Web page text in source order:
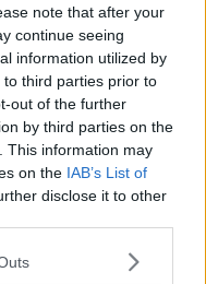
note that after your
continue seeing
information utilized by
third parties prior to
out of the further
by third parties on the
This information may
on the IAB’s List of
disclose it to other
one or more Google
som
än dagens
ändra våra
fleråriga rotfrukter
vanliga grödor.
säger